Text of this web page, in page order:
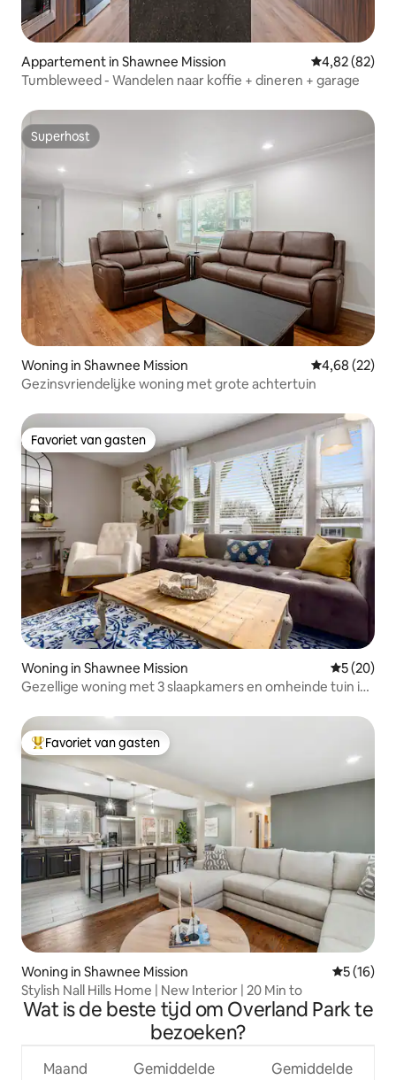
Appartement in Shawnee Mission Gemiddelde
4,82 (82)
Tumbleweed - Wandelen naar koffie + dineren + garage
Superhost
Superhost
Woning in Shawnee Mission Gemiddelde
4,68 (22)
Gezinsvriendelijke woning met grote achtertuin
Favoriet van gasten
Favoriet van gasten
Woning in Shawnee Mission
5 (20)
Gezellige woning met 3 slaapkamers en omheinde tuin in
Topfavoriet van gasten
Favoriet van gasten
Woning in Shawnee Mission
5 (16)
Stylish Nall Hills Home | New Interior | 20 Min to
Wat is de beste tijd om Overland Park te
bezoeken?
Maand
Gemiddelde
Gemiddelde